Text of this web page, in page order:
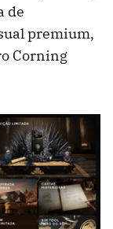
de
premium,
Corning